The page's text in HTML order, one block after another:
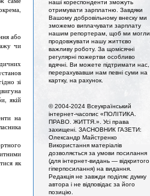
або
чи
зі
якій
на
як
наші кореспонденти зможуть
отримувати зарплатню. Завдяки
Вашому добровільному внеску ми
зможемо виплачувати зарплату
нашим репортерам, щоб ми могли
продовжувати нашу життєво
важливу роботу. За щомісячні
регулярні пожертви особливо
вдячні. Ви можете підтримати нас,
перерахувавши нам певні суми на
картку, на рахунок.
© 2004-2024 Всеукраїнський
інтернет-часопис «ПОЛІТИКА.
ПРАВО. ЖИТТЯ.». Усi права
захищенi. ЗАСНОВНИК ГАЗЕТИ:
Олександр Майстренко
Використання матеріалів
дозволяється за умови посилання
(для інтернет-видань — відкритого
гіперпосилання) на видання.
Редакція не завжди поділяє думку
автора і не відповідає за його
позицію.